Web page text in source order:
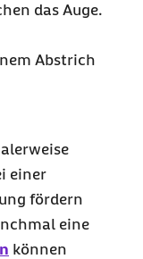
das Auge.
Abstrich
einer
fördern
eine
können